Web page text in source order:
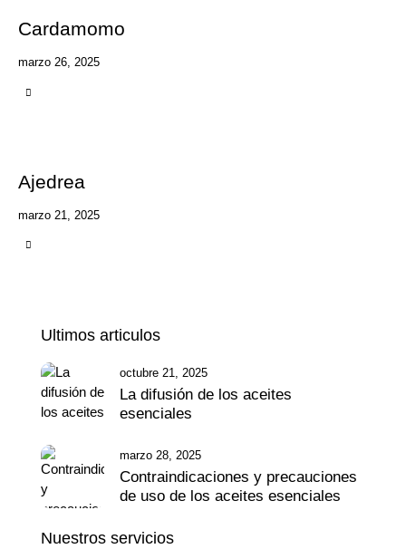
Cardamomo
marzo 26, 2025
Ajedrea
marzo 21, 2025
Ultimos articulos
octubre 21, 2025
La difusión de los aceites
esenciales
marzo 28, 2025
Contraindicaciones y precauciones
de uso de los aceites esenciales
Nuestros servicios